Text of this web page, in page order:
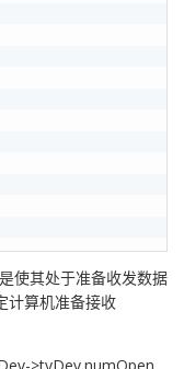
使其处于准备收发数据
计算机准备接收
>tyDev.numOpen